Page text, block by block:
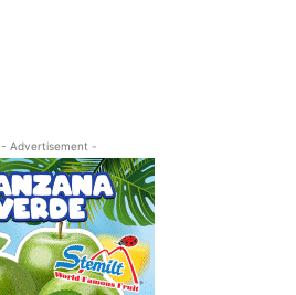
- Advertisement -